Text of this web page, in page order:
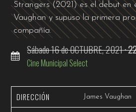
Strangers (2021) es el debut en
Vaughan y supuso la primera
compañía.
Sábado16de OCTUBRE,2021·
Cine Municipal Select
DIRECCIÓN James Vaughan